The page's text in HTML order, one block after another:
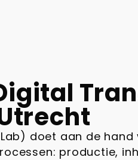
doet aan de
productie,